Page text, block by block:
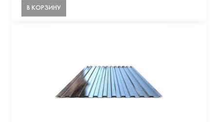
В КОРЗИНУ